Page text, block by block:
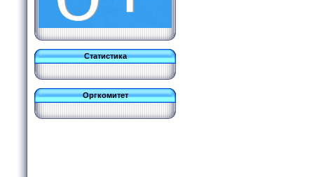
Статистика
Оргкомитет